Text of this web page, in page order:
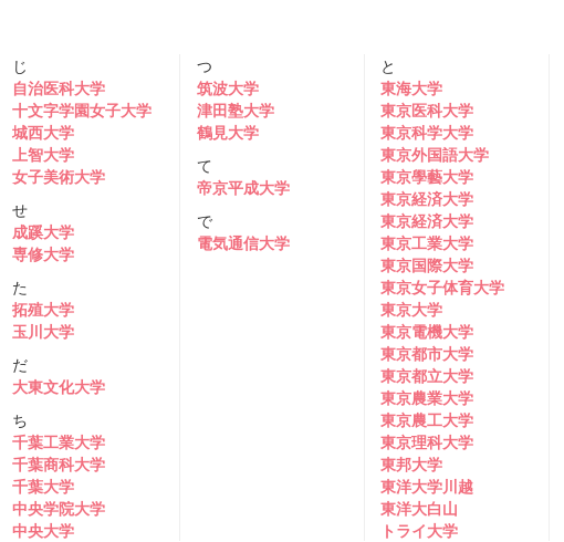
じ
自治医科大学
十文字学園女子大学
城西大学
上智大学
女子美術大学
せ
成蹊大学
専修大学
た
拓殖大学
玉川大学
だ
大東文化大学
ち
千葉工業大学
千葉商科大学
千葉大学
中央学院大学
中央大学
つ
筑波大学
津田塾大学
鶴見大学
て
帝京平成大学
で
電気通信大学
と
東海大学
東京医科大学
東京科学大学
東京外国語大学
東京學藝大学
東京経済大学
東京経済大学
東京工業大学
東京国際大学
東京女子体育大学
東京大学
東京電機大学
東京都市大学
東京都立大学
東京農業大学
東京農工大学
東京理科大学
東邦大学
東洋大学川越
東洋大白山
トライ大学